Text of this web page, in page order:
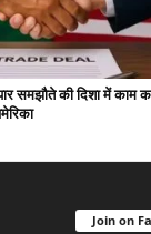
समझौते की दिशा में काम
Join on